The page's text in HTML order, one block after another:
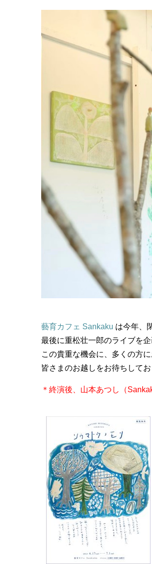
藝育カフェ Sankaku は今年、
最後に重松壮一郎のライブを
この貴重な機会に、多くの方
皆さまのお越しをお待ちしてお
＊終演後、山本あつし（